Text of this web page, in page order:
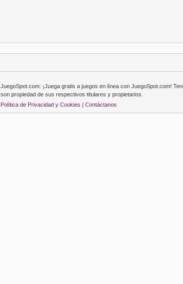
JuegoSpot.com: ¡Juega gratis a juegos en línea con JuegoSpot.com!
son propiedad de sus respectivos titulares y propietarios.
Política de Privacidad y Cookies | Contáctanos